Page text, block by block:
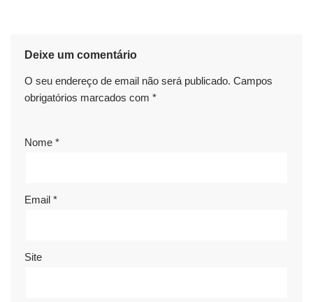
Deixe um comentário
O seu endereço de email não será publicado. Campos
obrigatórios marcados com *
Nome *
Email *
Site